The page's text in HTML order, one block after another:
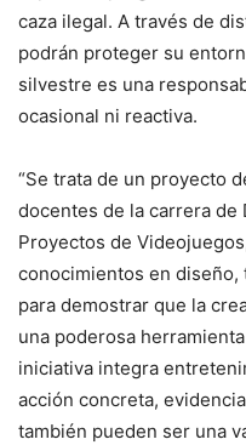
caza ilegal. A través de
podrán proteger su
silvestre es una
ocasional ni reactiva.
“Se trata de un proyecto
docentes de la carrera de
Proyectos de
conocimientos en
para demostrar que la
una poderosa
iniciativa integra
acción concreta,
también pueden ser una